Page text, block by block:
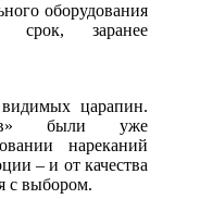
оборудования
срок, заранее
царапин.
были уже
нареканий
– и от качества
с выбором.